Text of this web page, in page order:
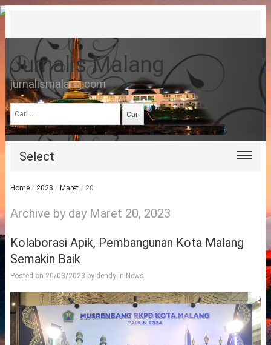
Jurnalis Malang
jurnalismalang.com
Cari
untuk:
Select
Home / 2023 / Maret / 20
Archive by day Maret 20, 2023
Kolaborasi Apik, Pembangunan Kota Malang
Semakin Baik
Posted on 20/03/2023 by dendyin News